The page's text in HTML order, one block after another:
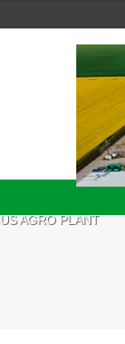
AGRO PLANT